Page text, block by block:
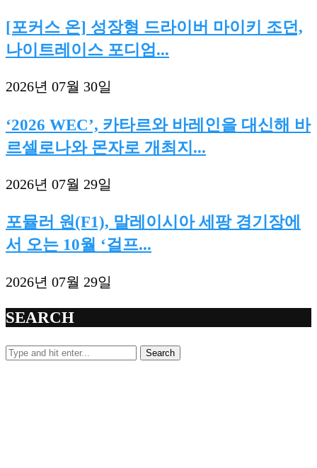
[포커스 온] 성장형 드라이버 마이키 조던,
나이트레이스 포디엄...
2026년 07월 30일
‘2026 WEC’, 카타르와 바레인을 대신해 바
르셀로나와 몬자로 개최지...
2026년 07월 29일
포뮬러 원(F1), 말레이시아 세팡 경기장에
서 오는 10월 ‘걸프...
2026년 07월 29일
SEARCH
Search